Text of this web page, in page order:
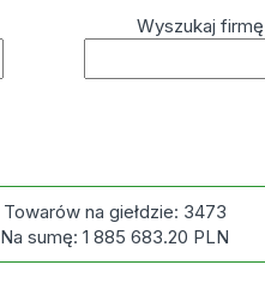
Wyszukaj firmę
Towarów na giełdzie: 3473
Na sumę:1 885 683.20 PLN